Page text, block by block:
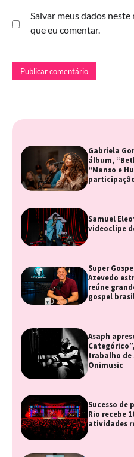
Salvar meus dados
que eu comentar.
Gabriela
álbum,
“Manso e
Samuel
videoclipe
Super
Azevedo
reúne
gospel
Asaph
trabalho de
Onimusic
Sucesso de
Rio recebe
atividades